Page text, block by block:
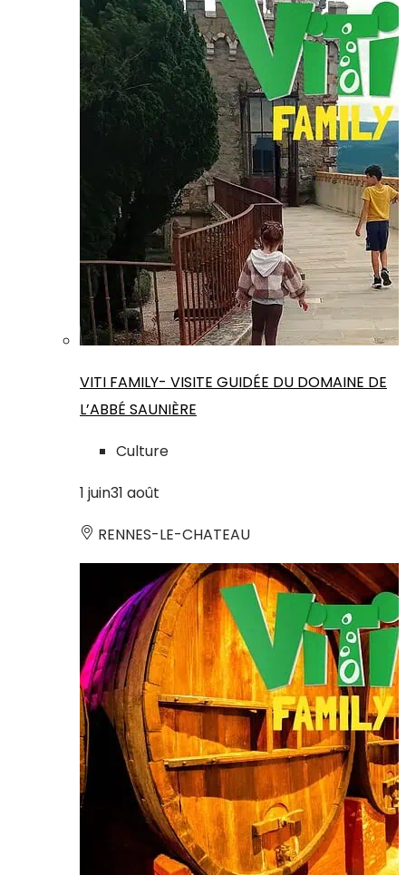
VITI FAMILY- VISITE GUIDÉE DU DOMAINE DE
L’ABBÉ SAUNIÈRE
Culture
1 juin31 août
RENNES-LE-CHATEAU